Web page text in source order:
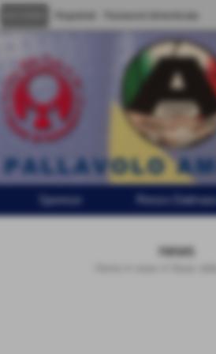
Sponsor Renzo Dalmaso
news